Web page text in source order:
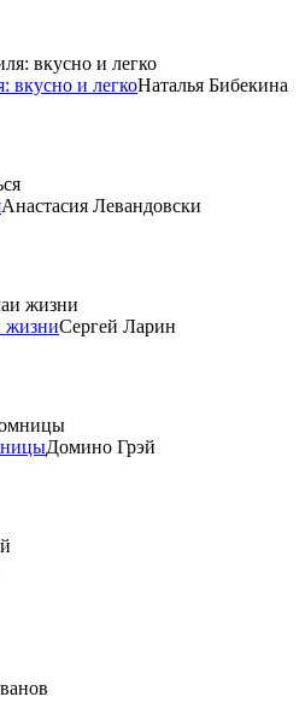
вкусно и легкоНаталья Бибекина
Анастасия Левандовски
жизниСергей Ларин
Домино Грэй